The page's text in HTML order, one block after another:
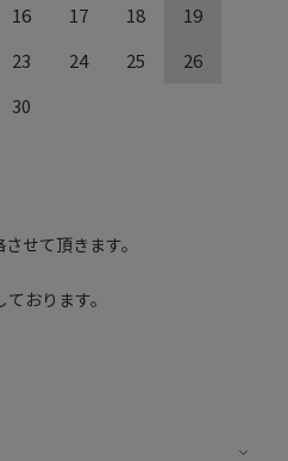
16 17 18
19
23 24 25
26
30
せて頂きます。
おります。